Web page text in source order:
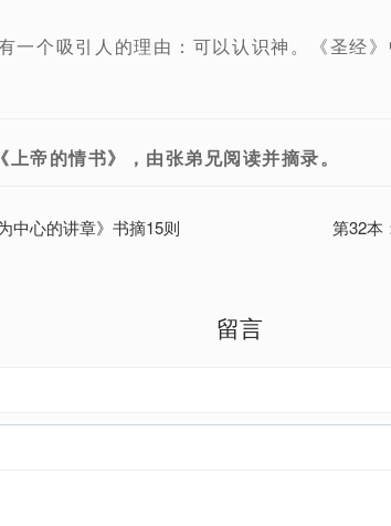
一个吸引人的理由：可以认识神。《圣经
帝的情书》，由张弟兄阅读并摘录。
中心的讲章》书摘15则 第32本
留言